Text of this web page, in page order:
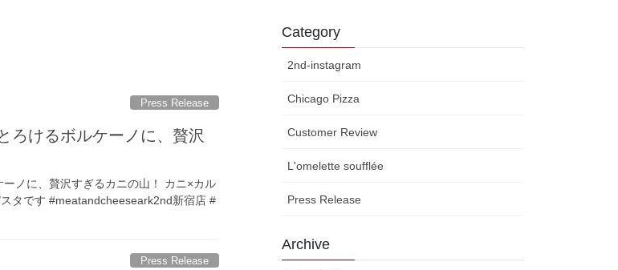
Press Release
ろけるボルケーノに、贅沢
ノに、贅沢すぎるカニの山！ カニ×カル
タです #meatandcheeseark2nd新宿店 #
Press Release
Category
2nd-instagram
Chicago Pizza
Customer Review
L'omelette soufflée
Press Release
Archive